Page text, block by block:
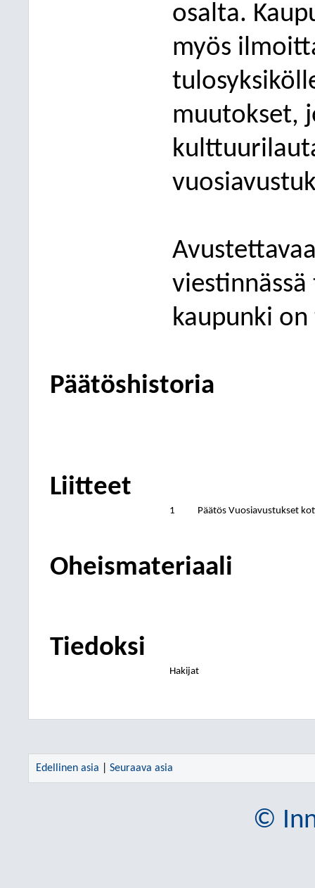
osalta.
myös
muutokset,
viestinnässä
kaupunki
Päätöshistoria
Liitteet
1 Päätös Vuosiavustukset
Oheismateriaali
Tiedoksi
Hakijat
Edellinen asia Seuraava asia
©